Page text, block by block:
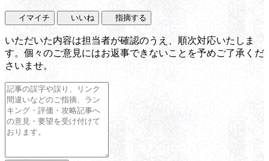
イマイチ いいね 指摘する
いただいた内容は担当者が確認のうえ、順次対応いたしま
す。個々のご意見にはお返事できないことを予めご了承くだ
さいませ。